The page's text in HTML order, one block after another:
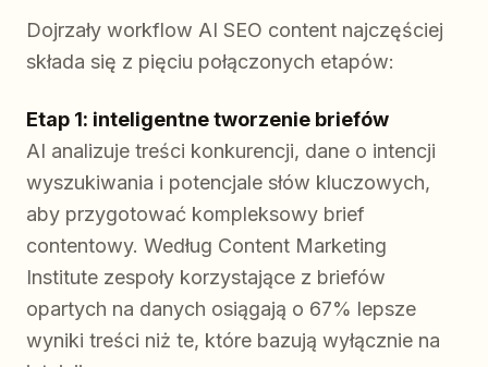
Dojrzały workflow AI SEO content najczęściej
składa się z pięciu połączonych etapów:
Etap 1: inteligentne tworzenie briefów
AI analizuje treści konkurencji, dane o intencji
wyszukiwania i potencjale słów kluczowych,
aby przygotować kompleksowy brief
contentowy. Według Content Marketing
Institute zespoły korzystające z briefów
opartych na danych osiągają o 67% lepsze
wyniki treści niż te, które bazują wyłącznie na